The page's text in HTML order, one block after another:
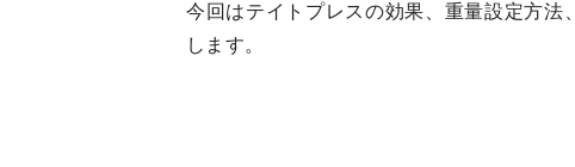
今回はテイトプレスの効果、重量設定方
します。